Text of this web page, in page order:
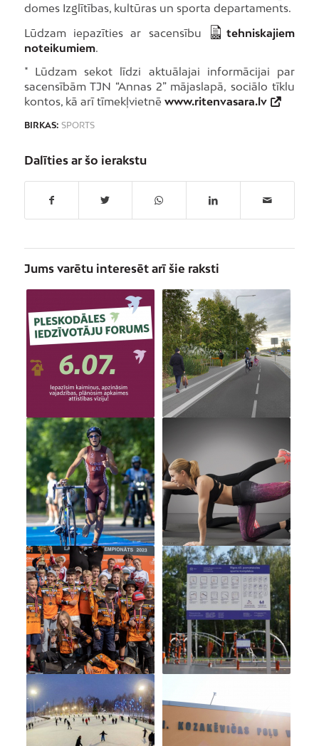
domes Izglītības, kultūras un sporta departaments.
Lūdzam iepazīties ar sacensību
tehniskajiem
noteikumiem.
* Lūdzam sekot līdzi aktuālajai informācijai par
sacensībām TJN “Annas 2” mājaslapā, sociālo tīklu
kontos, kā arī tīmekļvietnē www.ritenvasara.lv
BIRKAS: SPORTS
Dalīties ar šo ierakstu
Jums varētu interesēt arī šie raksti